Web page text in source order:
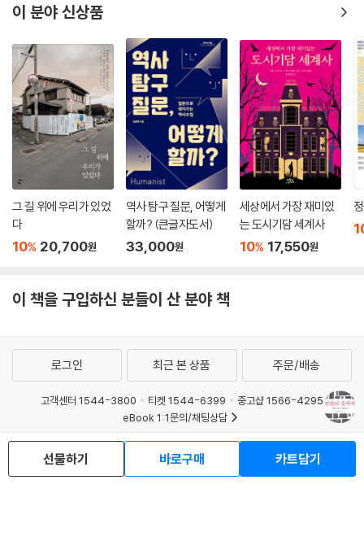
이 분야 신상품
그 길 위에 우리가 있었
다
10% 20,700원
역사 탐구 질문, 어떻게
할까? (큰글자도서)
33,000원
세상에서 가장 재미있
는 도시기담 세계사
10% 17,550원
이 책을 구입하신 분들이 산 분야 책
선물하기 바로구매 카트담기
로그인 최근 본 상품 주문/배송
고객센터 1544-3800 티켓 1544-6399
중고샵 1566-4295
eBook 1:1문의/채팅상담
예스이십사(주) 사업자 정보
이용약관
개인정보처리방침
청소년보호정책